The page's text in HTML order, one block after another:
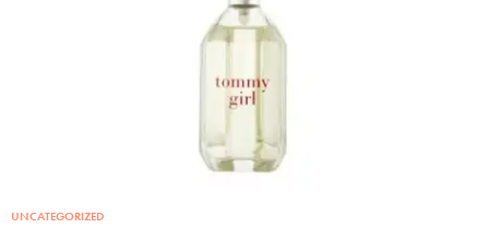
UNCATEGORIZED